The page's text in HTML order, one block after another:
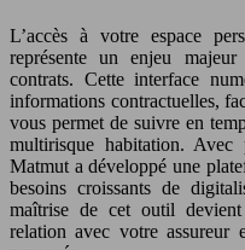
L’accès à votre espace
représente un enjeu
contrats. Cette interface
informations contractuelles,
vous permet de suivre en
multirisque habitation.
Matmut a développé une
besoins croissants de
maîtrise de cet outil
relation avec votre assureur